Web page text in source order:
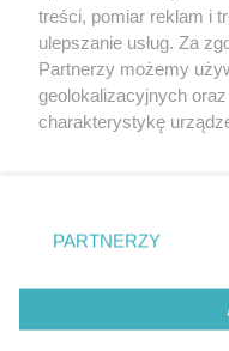
©
treści, pomiar reklam i
ulepszanie usług. Za
Partnerzy możemy
geolokalizacyjnych
charakterystykę
zmienić/wycofać
znajdujący się w
rodzaje przetwarzania
użytkownika, ale masz
przetwarzaniu.
PARTNERZY